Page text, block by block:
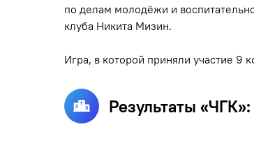
по делам молодёжи и
клуба Никита Мизин.
Игра, в которой приняли участие 9
Результаты «ЧГК»: